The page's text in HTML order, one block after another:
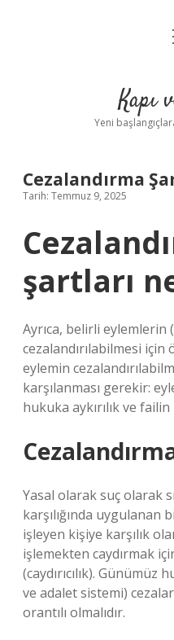
Kapı
Yeni
Cezalandırma
Tarih: Temmuz 9, 2025
şartları
Ayrıca, belirli eylemlerin
cezalandırılabilmesi
eylemin
karşılanması gerekir:
hukuka aykırılık ve
Yasal olarak suç olarak
karşılığında uygulanan
işleyen kişiye karşılık
işlemekten caydırmak
(caydırıcılık).
ve adalet sistemi)
orantılı olmalıdır.